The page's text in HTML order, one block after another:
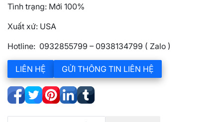
Tình trạng: Mới 100%
Xuất xứ: USA
Hotline: 0932855799 – 0938134799 ( Zalo )
LIÊN HỆ GỬI THÔNG TIN LIÊN HỆ